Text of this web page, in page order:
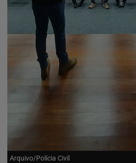
Arquivo/Polícia Civil